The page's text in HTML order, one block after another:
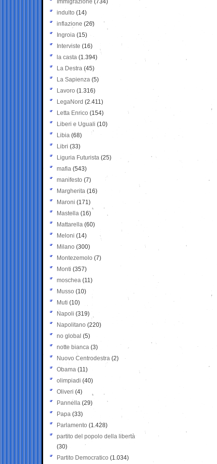
Immigrazione (734)
indulto (14)
inflazione (26)
Ingroia (15)
Interviste (16)
la casta (1.394)
La Destra (45)
La Sapienza (5)
Lavoro (1.316)
LegaNord (2.411)
Letta Enrico (154)
Liberi e Uguali (10)
Libia (68)
Libri (33)
Liguria Futurista (25)
mafia (543)
manifesto (7)
Margherita (16)
Maroni (171)
Mastella (16)
Mattarella (60)
Meloni (14)
Milano (300)
Montezemolo (7)
Monti (357)
moschea (11)
Musso (10)
Muti (10)
Napoli (319)
Napolitano (220)
no global (5)
notte bianca (3)
Nuovo Centrodestra (2)
Obama (11)
olimpiadi (40)
Oliveri (4)
Pannella (29)
Papa (33)
Parlamento (1.428)
partito del popolo della libertà
(30)
Partito Democratico (1.034)